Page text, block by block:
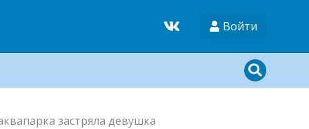
Войти
застряла девушка